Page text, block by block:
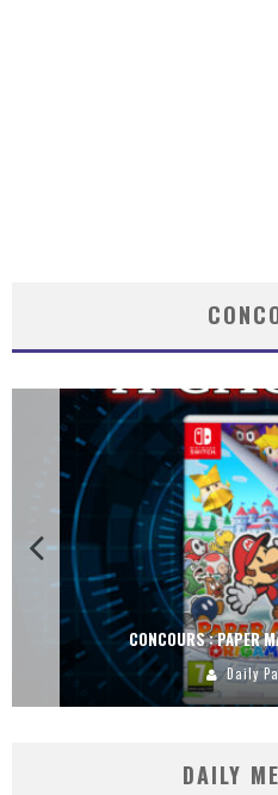
CONCOURS : PAPER
Daily
DAILY